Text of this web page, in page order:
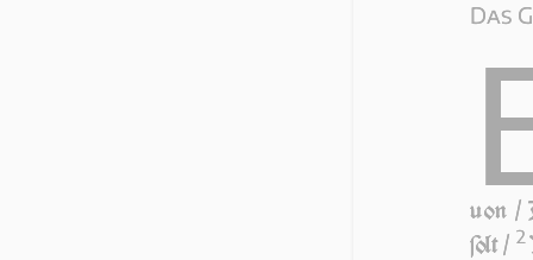
Das
uon /
ſolt / 2